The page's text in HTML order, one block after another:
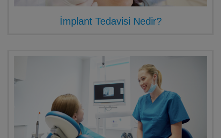
İmplant Tedavisi Nedir?